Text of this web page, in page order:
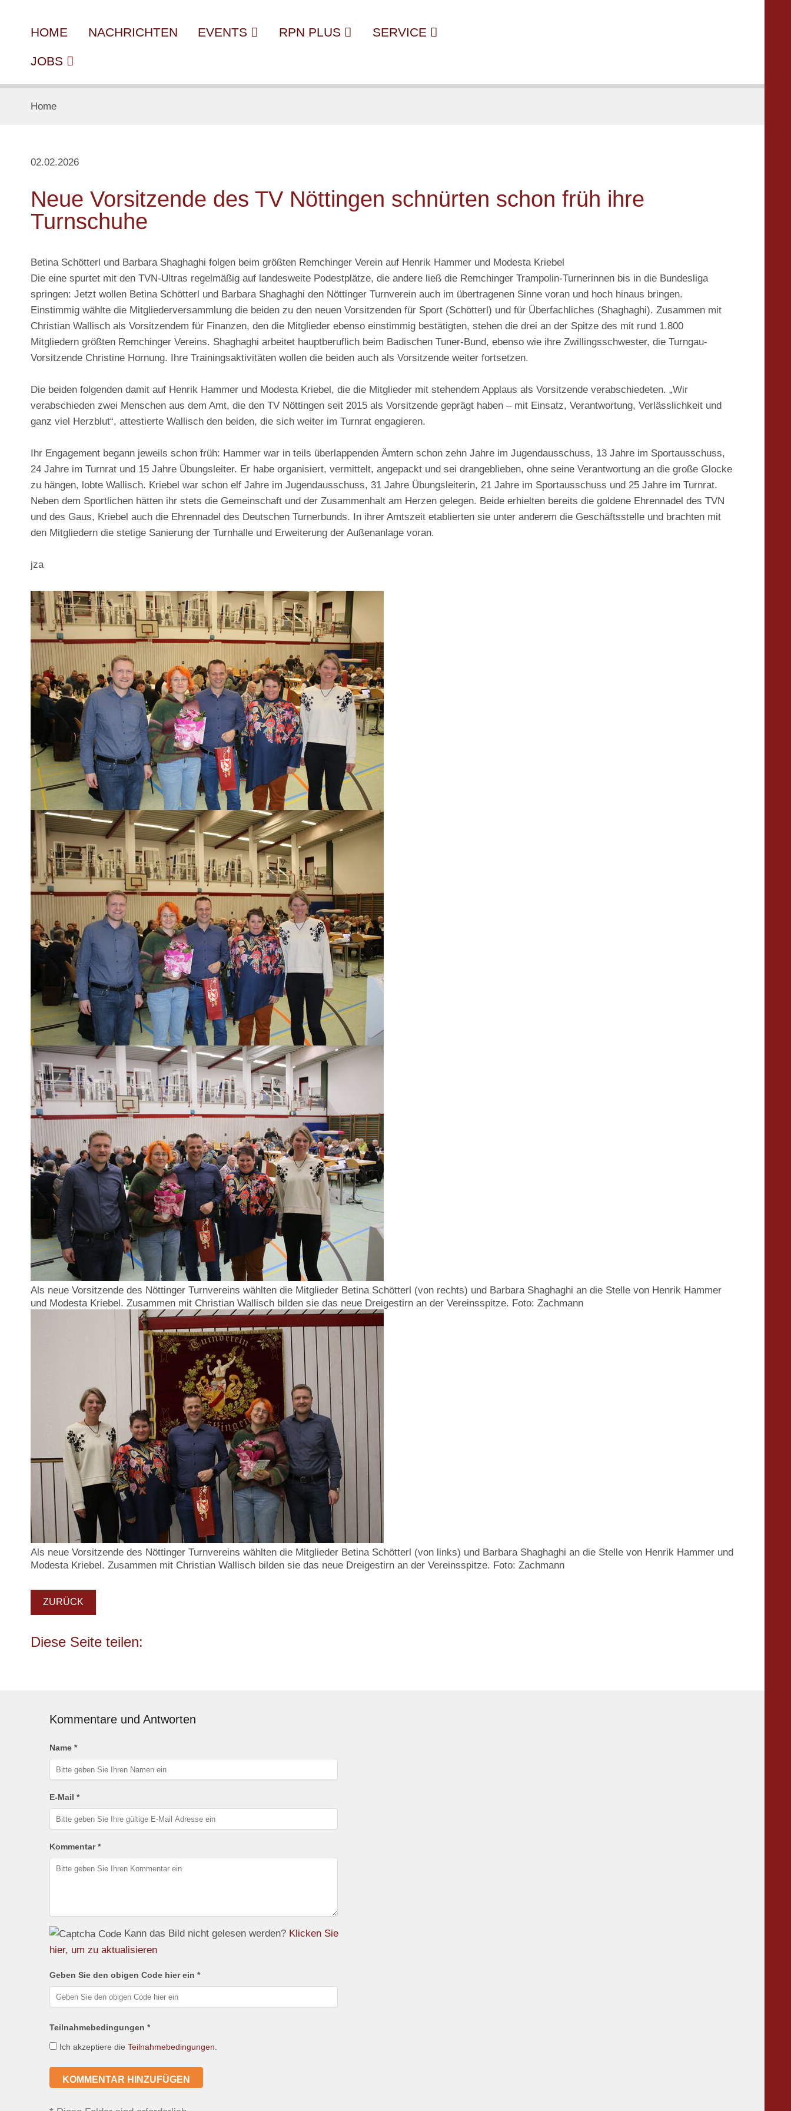
HOME NACHRICHTEN EVENTS RPN PLUS SERVICE
JOBS
Home
02.02.2026
Neue Vorsitzende des TV Nöttingen schnürten schon früh ihre
Turnschuhe
Betina Schötterl und Barbara Shaghaghi folgen beim größten Remchinger Verein auf Henrik Hammer und Modesta Kriebel
Die eine spurtet mit den TVN-Ultras regelmäßig auf landesweite Podestplätze, die andere ließ die Remchinger Trampolin-Turnerinnen bis in die Bundesliga
springen: Jetzt wollen Betina Schötterl und Barbara Shaghaghi den Nöttinger Turnverein auch im übertragenen Sinne voran und hoch hinaus bringen.
Einstimmig wählte die Mitgliederversammlung die beiden zu den neuen Vorsitzenden für Sport (Schötterl) und für Überfachliches (Shaghaghi). Zusammen mit
Christian Wallisch als Vorsitzendem für Finanzen, den die Mitglieder ebenso einstimmig bestätigten, stehen die drei an der Spitze des mit rund 1.800
Mitgliedern größten Remchinger Vereins. Shaghaghi arbeitet hauptberuflich beim Badischen Tuner-Bund, ebenso wie ihre Zwillingsschwester, die Turngau-
Vorsitzende Christine Hornung. Ihre Trainingsaktivitäten wollen die beiden auch als Vorsitzende weiter fortsetzen.
Die beiden folgenden damit auf Henrik Hammer und Modesta Kriebel, die die Mitglieder mit stehendem Applaus als Vorsitzende verabschiedeten. „Wir
verabschieden zwei Menschen aus dem Amt, die den TV Nöttingen seit 2015 als Vorsitzende geprägt haben – mit Einsatz, Verantwortung, Verlässlichkeit und
ganz viel Herzblut“, attestierte Wallisch den beiden, die sich weiter im Turnrat engagieren.
Ihr Engagement begann jeweils schon früh: Hammer war in teils überlappenden Ämtern schon zehn Jahre im Jugendausschuss, 13 Jahre im Sportausschuss,
24 Jahre im Turnrat und 15 Jahre Übungsleiter. Er habe organisiert, vermittelt, angepackt und sei drangeblieben, ohne seine Verantwortung an die große Glocke
zu hängen, lobte Wallisch. Kriebel war schon elf Jahre im Jugendausschuss, 31 Jahre Übungsleiterin, 21 Jahre im Sportausschuss und 25 Jahre im Turnrat.
Neben dem Sportlichen hätten ihr stets die Gemeinschaft und der Zusammenhalt am Herzen gelegen. Beide erhielten bereits die goldene Ehrennadel des TVN
und des Gaus, Kriebel auch die Ehrennadel des Deutschen Turnerbunds. In ihrer Amtszeit etablierten sie unter anderem die Geschäftsstelle und brachten mit
den Mitgliedern die stetige Sanierung der Turnhalle und Erweiterung der Außenanlage voran.
jza
Als neue Vorsitzende des Nöttinger Turnvereins wählten die Mitglieder Betina Schötterl (von rechts) und Barbara Shaghaghi an die Stelle von Henrik Hammer
und Modesta Kriebel. Zusammen mit Christian Wallisch bilden sie das neue Dreigestirn an der Vereinsspitze. Foto: Zachmann
Als neue Vorsitzende des Nöttinger Turnvereins wählten die Mitglieder Betina Schötterl (von links) und Barbara Shaghaghi an die Stelle von Henrik Hammer und
Modesta Kriebel. Zusammen mit Christian Wallisch bilden sie das neue Dreigestirn an der Vereinsspitze. Foto: Zachmann
ZURÜCK
Kommentare und Antworten
Name *
E-Mail *
Kommentar *
Kann das Bild nicht gelesen werden? Klicken Sie
hier, um zu aktualisieren
Geben Sie den obigen Code hier ein *
Teilnahmebedingungen *
Ich akzeptiere die Teilnahmebedingungen